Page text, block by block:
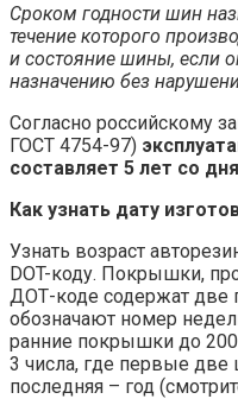
Сроком годности шин
течение которого
и состояние шины, если
назначению без
Согласно российскому
ГОСТ 4754-97)
составляет 5 лет со
Как узнать дату
Узнать возраст
DOT-коду. Покрышки,
ДОТ-коде содержат две
обозначают номер
ранние покрышки до
3 числа, где первые
последняя – год